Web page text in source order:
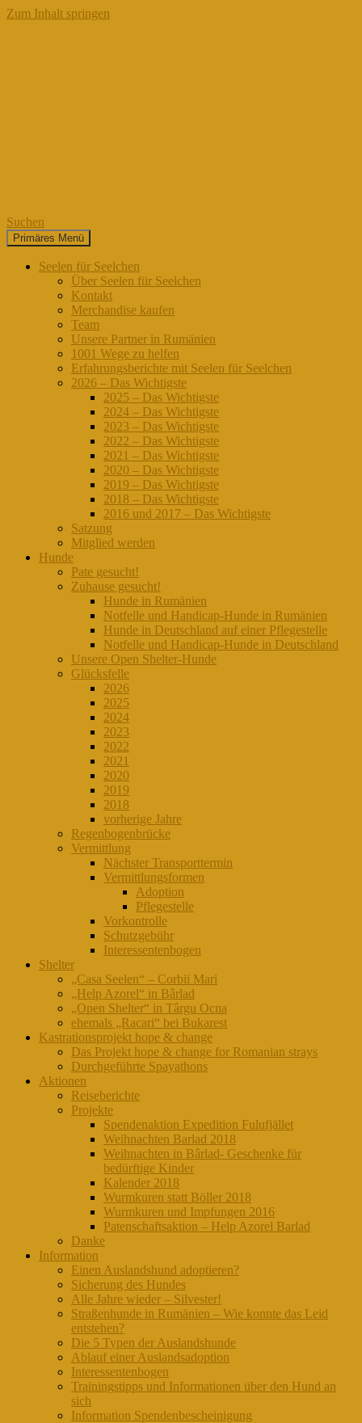
Zum Inhalt springen
Seelen für Seelchen
Suchen
Primäres Menü
Seelen für Seelchen
Über Seelen für Seelchen
Kontakt
Merchandise kaufen
Team
Unsere Partner in Rumänien
1001 Wege zu helfen
Erfahrungsberichte mit Seelen für Seelchen
2026 – Das Wichtigste
2025 – Das Wichtigste
2024 – Das Wichtigste
2023 – Das Wichtigste
2022 – Das Wichtigste
2021 – Das Wichtigste
2020 – Das Wichtigste
2019 – Das Wichtigste
2018 – Das Wichtigste
2016 und 2017 – Das Wichtigste
Satzung
Mitglied werden
Hunde
Pate gesucht!
Zuhause gesucht!
Hunde in Rumänien
Notfelle und Handicap-Hunde in Rumänien
Hunde in Deutschland auf einer Pflegestelle
Notfelle und Handicap-Hunde in Deutschland
Unsere Open Shelter-Hunde
Glücksfelle
2026
2025
2024
2023
2022
2021
2020
2019
2018
vorherige Jahre
Regenbogenbrücke
Vermittlung
Nächster Transporttermin
Vermittlungsformen
Adoption
Pflegestelle
Vorkontrolle
Schutzgebühr
Interessentenbogen
Shelter
„Casa Seelen“ – Corbii Mari
„Help Azorel“ in Bârlad
„Open Shelter“ in Târgu Ocna
ehemals „Racari“ bei Bukarest
Kastrationsprojekt hope & change
Das Projekt hope & change for Romanian strays
Durchgeführte Spayathons
Aktionen
Reiseberichte
Projekte
Spendenaktion Expedition Fulufjället
Weihnachten Barlad 2018
Weihnachten in Bârlad- Geschenke für
bedürftige Kinder
Kalender 2018
Wurmkuren statt Böller 2018
Wurmkuren und Impfungen 2016
Patenschaftsaktion – Help Azorel Barlad
Danke
Information
Einen Auslandshund adoptieren?
Sicherung des Hundes
Alle Jahre wieder – Silvester!
Straßenhunde in Rumänien – Wie konnte das Leid
entstehen?
Die 5 Typen der Auslandshunde
Ablauf einer Auslandsadoption
Interessentenbogen
Trainingstipps und Informationen über den Hund an
sich
Information Spendenbescheinigung